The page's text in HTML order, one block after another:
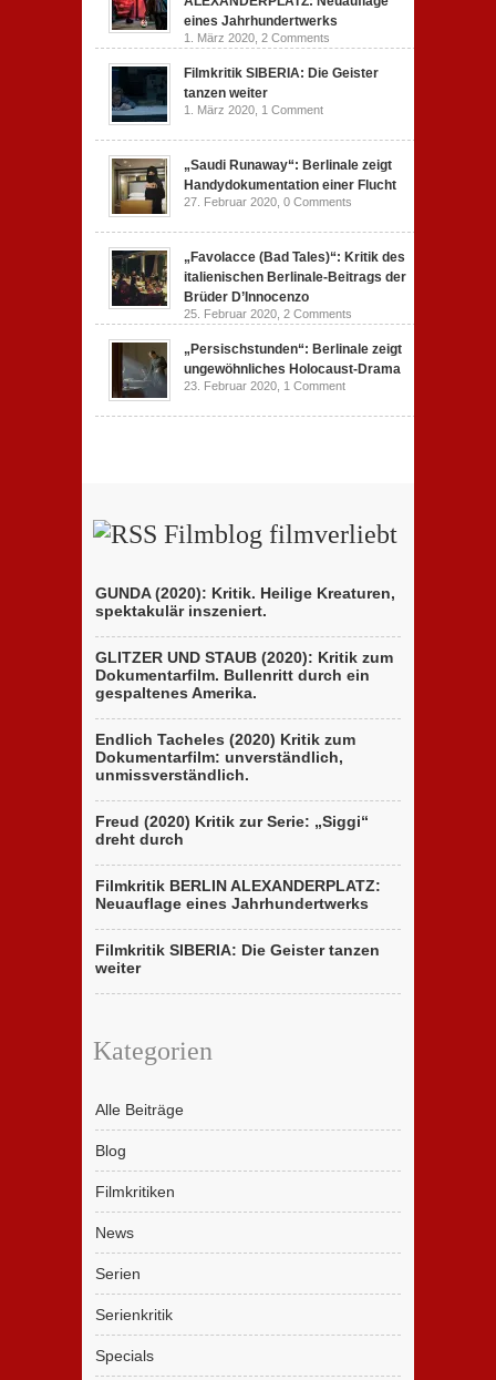
eines Jahrhundertwerks
1. März 2020, 2 Comments
Filmkritik SIBERIA: Die Geister
tanzen weiter
1. März 2020, 1 Comment
„Saudi Runaway“: Berlinale zeigt
Handydokumentation einer Flucht
27. Februar 2020, 0 Comments
„Favolacce (Bad Tales)“: Kritik des
italienischen Berlinale-Beitrags der
Brüder D’Innocenzo
25. Februar 2020, 2 Comments
„Persischstunden“: Berlinale zeigt
ungewöhnliches Holocaust-Drama
23. Februar 2020, 1 Comment
Filmblog filmverliebt
GUNDA (2020): Kritik. Heilige Kreaturen,
spektakulär inszeniert.
GLITZER UND STAUB (2020): Kritik zum
Dokumentarfilm. Bullenritt durch ein
gespaltenes Amerika.
Endlich Tacheles (2020) Kritik zum
Dokumentarfilm: unverständlich,
unmissverständlich.
Freud (2020) Kritik zur Serie: „Siggi“
dreht durch
Filmkritik BERLIN ALEXANDERPLATZ:
Neuauflage eines Jahrhundertwerks
Filmkritik SIBERIA: Die Geister tanzen
weiter
Kategorien
Alle Beiträge
Blog
Filmkritiken
News
Serien
Serienkritik
Specials